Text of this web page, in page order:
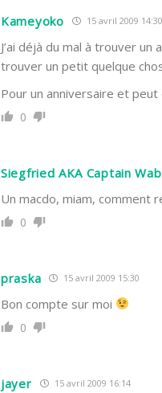
Kameyoko 15 avril 2009 14:30
J’ai déjà du mal à trouver
trouver un petit quelque
Pour un anniversaire et
0
Siegfried AKA Captain Wab
Un macdo, miam, comment
0
praska 15 avril 2009 15:30
Bon compte sur moi
0
jayer 15 avril 2009 16:14